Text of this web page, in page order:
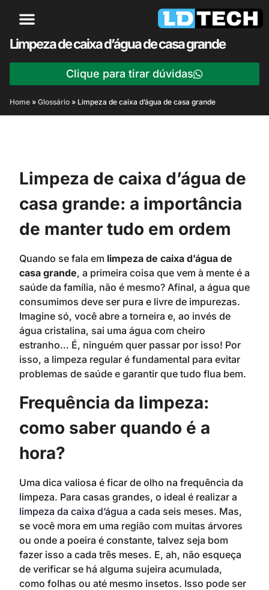
Limpeza de caixa d’água de casa grande
Clique para tirar dúvidas
Home » Glossário » Limpeza de caixa d’água de casa grande
Limpeza de caixa d’água de
casa grande: a importância
de manter tudo em ordem
Quando se fala em limpeza de caixa d’água de
casa grande, a primeira coisa que vem à mente é a
saúde da família, não é mesmo? Afinal, a água que
consumimos deve ser pura e livre de impurezas.
Imagine só, você abre a torneira e, ao invés de
água cristalina, sai uma água com cheiro
estranho… É, ninguém quer passar por isso! Por
isso, a limpeza regular é fundamental para evitar
problemas de saúde e garantir que tudo flua bem.
Frequência da limpeza:
como saber quando é a
hora?
Uma dica valiosa é ficar de olho na frequência da
limpeza. Para casas grandes, o ideal é realizar a
limpeza da caixa d’água a cada seis meses. Mas,
se você mora em uma região com muitas árvores
ou onde a poeira é constante, talvez seja bom
fazer isso a cada três meses. E, ah, não esqueça
de verificar se há alguma sujeira acumulada,
como folhas ou até mesmo insetos. Isso pode ser